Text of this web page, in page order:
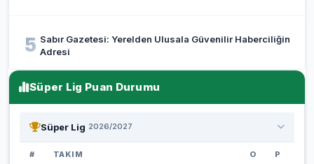
5 Sabır Gazetesi: Yerelden Ulusala Güvenilir Haberciliğin
Adresi
Süper Lig Puan Durumu
Süper Lig 2026/2027
# TAKIM O P